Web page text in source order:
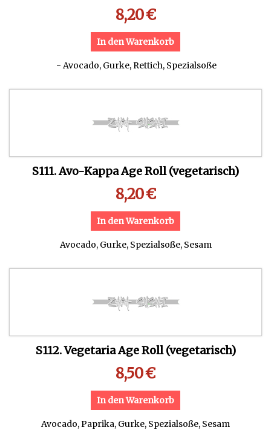
8,20€
In den Warenkorb
- Avocado, Gurke, Rettich, Spezialsoße
S111. Avo-Kappa Age Roll (vegetarisch)
8,20€
In den Warenkorb
Avocado, Gurke, Spezialsoße, Sesam
S112. Vegetaria Age Roll (vegetarisch)
8,50€
In den Warenkorb
Avocado, Paprika, Gurke, Spezialsoße, Sesam